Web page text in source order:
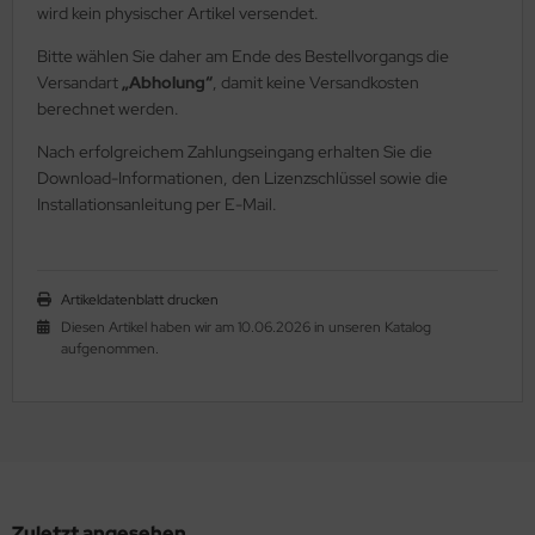
wird kein physischer Artikel versendet.
Bitte wählen Sie daher am Ende des Bestellvorgangs die
Versandart „Abholung“, damit keine Versandkosten
berechnet werden.
Nach erfolgreichem Zahlungseingang erhalten Sie die
Download-Informationen, den Lizenzschlüssel sowie die
Installationsanleitung per E-Mail.
Artikeldatenblatt drucken
Diesen Artikel haben wir am 10.06.2026 in unseren Katalog
aufgenommen.
/ Airbox